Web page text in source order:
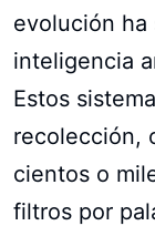
evolución ha
inteligencia
Estos
recolección,
cientos o
filtros por